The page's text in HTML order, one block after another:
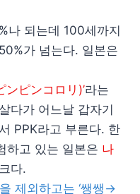
나 되는데 100세까지
가 넘는다. 일본은
ンピンコロリ)’라는
다가 어느날 갑자기
PPK라고 부른다. 한
하고 있는 일본은 나
다.
제외하고는 ‘쌩쌩→